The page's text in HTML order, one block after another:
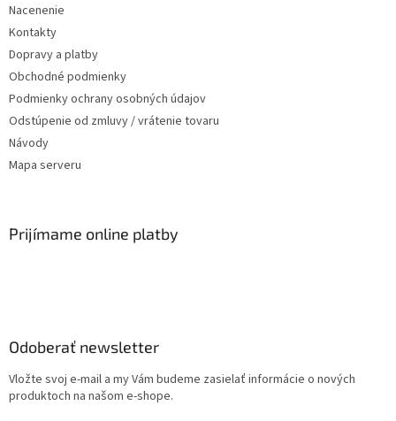
Nacenenie
Kontakty
Dopravy a platby
Obchodné podmienky
Podmienky ochrany osobných údajov
Odstúpenie od zmluvy / vrátenie tovaru
Návody
Mapa serveru
Prijímame online platby
Odoberať newsletter
Vložte svoj e-mail a my Vám budeme zasielať informácie o nových
produktoch na našom e-shope.